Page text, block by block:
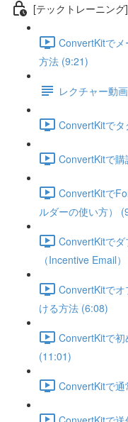
[テックトレーニン
ConvertKitで
方法 (9:21)
レクチャー動
ConvertKitで
ConvertKitで
ConvertKitで
ルダーの使い方）
ConvertKitで
（Incentive Email
ConvertKitで
ける方法 (6:08)
ConvertKitで
(11:01)
ConvertKitで